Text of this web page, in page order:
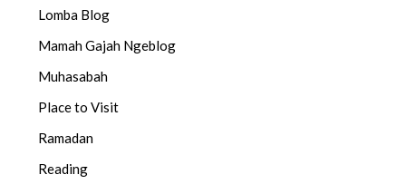
Lomba Blog
Mamah Gajah Ngeblog
Muhasabah
Place to Visit
Ramadan
Reading